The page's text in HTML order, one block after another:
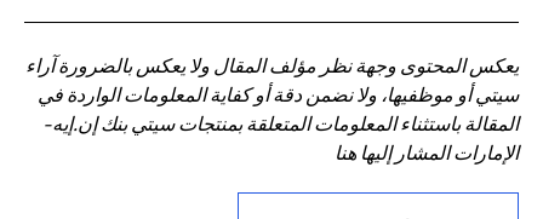
يعكس المحتوى وجهة نظر مؤلف المقال ولا يعكس بالضرورة آراء
سيتي أو موظفيها، ولا نضمن دقة أو كفاية المعلومات الواردة في
المقالة باستثناء المعلومات المتعلقة بمنتجات سيتي بنك إن.إيه-
الإمارات المشار إليها هنا